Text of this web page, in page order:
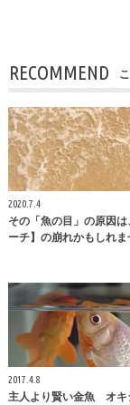
RECOMMEND
2020.7.4
その「魚の目」の原因
ーチ】の崩れかもしれま
2017.4.8
主人より賢い金魚 オキ